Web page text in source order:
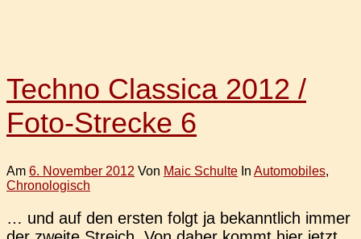
Techno Classica 2012 /
Foto-Strecke 6
Am 6. November 2012 Von Maic Schulte In Automobiles,
Chronologisch
… und auf den ersten folgt ja bekannt­lich immer